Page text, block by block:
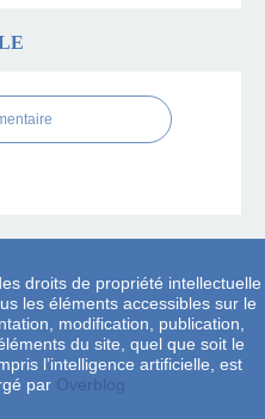
droits de propriété intellectuelle
les éléments accessibles sur le
modification, publication,
du site, quel que soit le
l’intelligence artificielle, est
par Overblog